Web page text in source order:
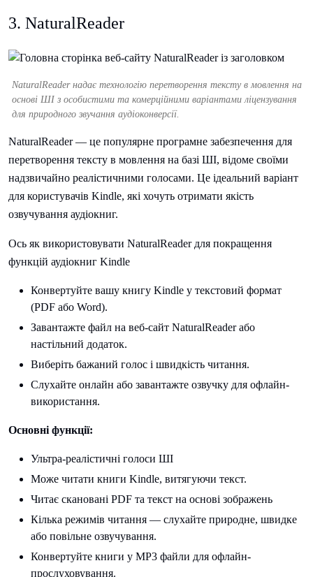
3. NaturalReader
NaturalReader надає технологію перетворення тексту в мовлення на
основі ШІ з особистими та комерційними варіантами ліцензування
для природного звучання аудіоконверсії.
NaturalReader — це популярне програмне забезпечення для
перетворення тексту в мовлення на базі ШІ, відоме своїми
надзвичайно реалістичними голосами. Це ідеальний варіант
для користувачів Kindle, які хочуть отримати якість
озвучування аудіокниг.
Ось як використовувати NaturalReader для покращення
функцій аудіокниг Kindle
Конвертуйте вашу книгу Kindle у текстовий формат
(PDF або Word).
Завантажте файл на веб-сайт NaturalReader або
настільний додаток.
Виберіть бажаний голос і швидкість читання.
Слухайте онлайн або завантажте озвучку для офлайн-
використання.
Основні функції:
Ультра-реалістичні голоси ШІ
Може читати книги Kindle, витягуючи текст.
Читає скановані PDF та текст на основі зображень
Кілька режимів читання — слухайте природне, швидке
або повільне озвучування.
Конвертуйте книги у MP3 файли для офлайн-
прослуховування.